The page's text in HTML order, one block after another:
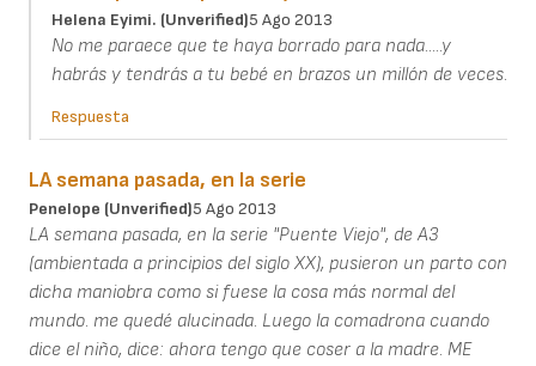
Helena Eyimi. (unverified)5 Ago 2013
No me paraece que te haya borrado para nada.....y
habrás y tendrás a tu bebé en brazos un millón de veces.
Respuesta
LA semana pasada, en la serie
Penelope (unverified)5 Ago 2013
LA semana pasada, en la serie "Puente Viejo", de A3
(ambientada a principios del siglo XX), pusieron un parto con
dicha maniobra como si fuese la cosa más normal del
mundo. me quedé alucinada. Luego la comadrona cuando
dice el niño, dice: ahora tengo que coser a la madre. ME